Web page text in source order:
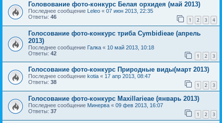
Головование фото-конкурс Белая орхидея (май 2013)
Последнее сообщение Leleo « 07 июн 2013, 22:35
Ответы: 46 1 2 3 4
Голосование фото-конкурс триба Cymbidieae (апрель
2013)
Последнее сообщение Галка « 10 май 2013, 10:18
Ответы: 42 1 2 3
Голосование фото-конкурс Природные виды(март 2013)
Последнее сообщение kotia « 17 апр 2013, 08:47
Ответы: 38 1 2 3
Голосование фото-конкурс Maxillarieae (январь 2013)
Последнее сообщение Mинерва « 09 фев 2013, 16:07
Ответы: 37 1 2 3